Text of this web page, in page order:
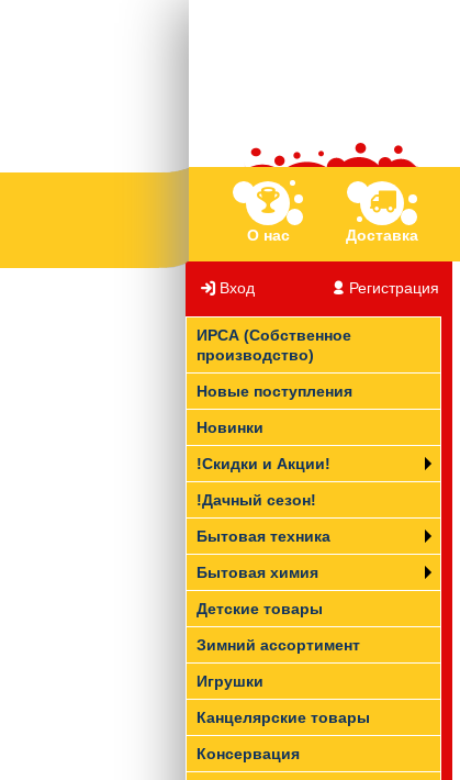
О нас Доставка
Вход Регистрация
ИРСА (Собственное
производство)
Новые поступления
Новинки
!Скидки и Акции!
!Дачный сезон!
Бытовая техника
Бытовая химия
Детские товары
Зимний ассортимент
Игрушки
Канцелярские товары
Консервация